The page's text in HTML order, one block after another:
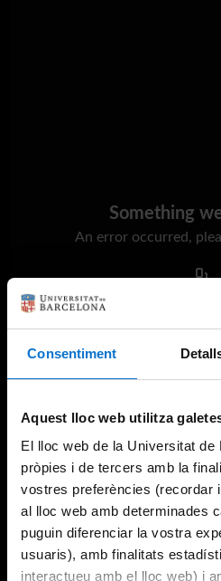
Consentiment
Aquest lloc web utilitza
El lloc web de la Universitat de
pròpies i de tercers amb la
vostres preferències (recordar
al lloc web amb determinades
puguin diferenciar la vostra
usuaris), amb finalitats
interactueu amb el lloc web) i
Something
An error occurred,